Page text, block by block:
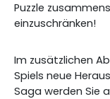
Puzzle
einzuschränken!
Im zusätzlichen
Spiels neue
Saga werden Sie